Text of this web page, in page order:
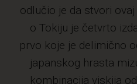
odlučio je da stvori
o Tokiju je četvrto
prvo koje je delimično
japanskog hrasta
kombinacija viskija